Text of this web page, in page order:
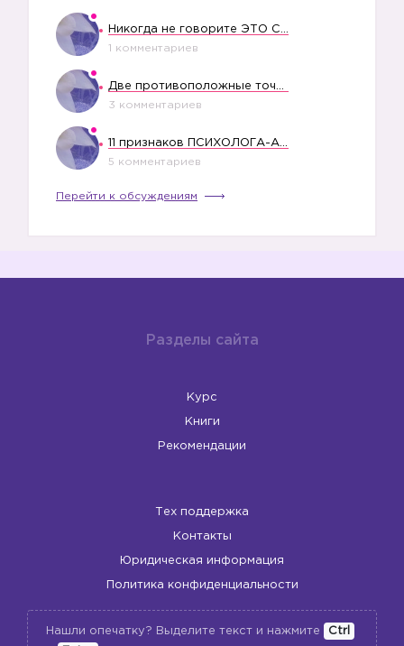
1 комментариев
3 комментариев
5 комментариев
Перейти к обсуждениям
Разделы сайта
Курс
Книги
Рекомендации
Тех поддержка
Контакты
Юридическая информация
Политика конфиденциальности
Нашли опечатку? Выделите текст и нажмите Ctrl